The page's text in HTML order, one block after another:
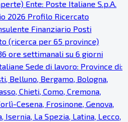
Ente: Poste Italiane S.p.A.
2026 Profilo Ricercato
Finanziario Posti
(ricerca per 65 province)
ore settimanali su 6 giorni
Sede di lavoro: Province di:
Belluno, Bergamo, Bologna,
Chieti, Como, Cremona,
Cesena, Frosinone, Genova,
La Spezia, Latina, Lecco,